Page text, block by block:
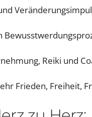
Reiki und
Frieden, Freiheit,